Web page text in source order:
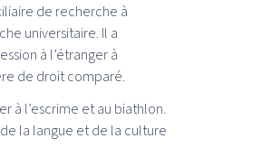
de recherche à
universitaire. Il a
à l’étranger à
de droit comparé.
à l’escrime et au biathlon.
la langue et de la culture